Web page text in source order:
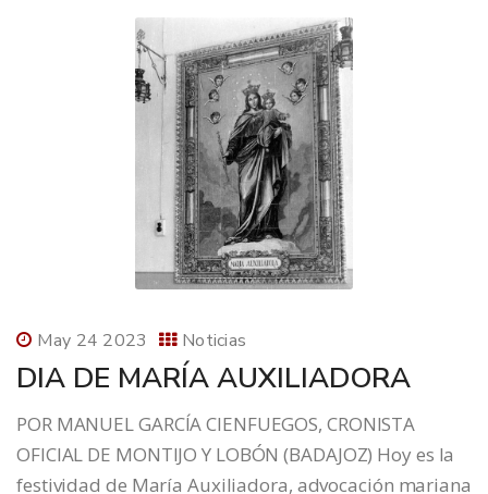
May 24 2023 Noticias
DIA DE MARÍA AUXILIADORA
POR MANUEL GARCÍA CIENFUEGOS, CRONISTA
OFICIAL DE MONTIJO Y LOBÓN (BADAJOZ) Hoy es la
festividad de María Auxiliadora, advocación mariana